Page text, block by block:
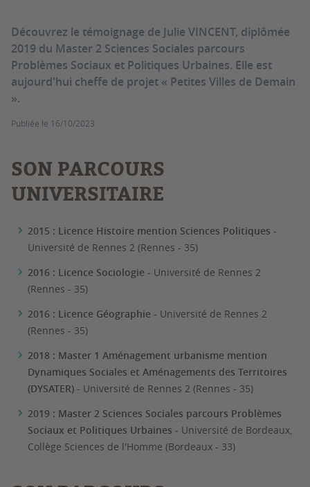
Découvrez le témoignage de Julie VINCENT, diplômée
2019 du Master 2 Sciences Sociales parcours
Problèmes Sociaux et Politiques Urbaines. Elle est
aujourd'hui cheffe de projet « Petites Villes de Demain
».
Publiée le 16/10/2023
SON PARCOURS
UNIVERSITAIRE
2015 : Licence Histoire mention Sciences Politiques -
Université de Rennes 2 (Rennes - 35)
2016 : Licence Sociologie - Université de Rennes 2
(Rennes - 35)
2016 : Licence Géographie - Université de Rennes 2
(Rennes - 35)
2018 : Master 1 Aménagement urbanisme mention
Dynamiques Sociales et Aménagements des Territoires
(DYSATER) - Université de Rennes 2 (Rennes - 35)
2019 : Master 2 Sciences Sociales parcours Problèmes
Sociaux et Politiques Urbaines - Université de Bordeaux,
Collège Sciences de l'Homme (Bordeaux - 33)